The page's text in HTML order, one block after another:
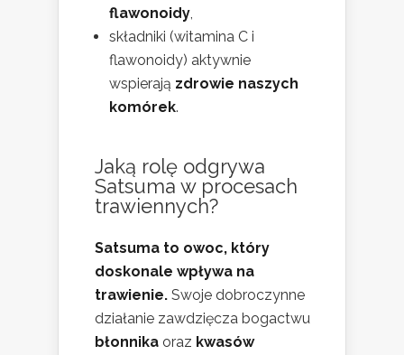
flawonoidy,
składniki (witamina C i
flawonoidy) aktywnie
wspierają zdrowie naszych
komórek.
Jaką rolę odgrywa
Satsuma w procesach
trawiennych?
Satsuma to owoc, który
doskonale wpływa na
trawienie. Swoje dobroczynne
działanie zawdzięcza bogactwu
błonnika oraz kwasów